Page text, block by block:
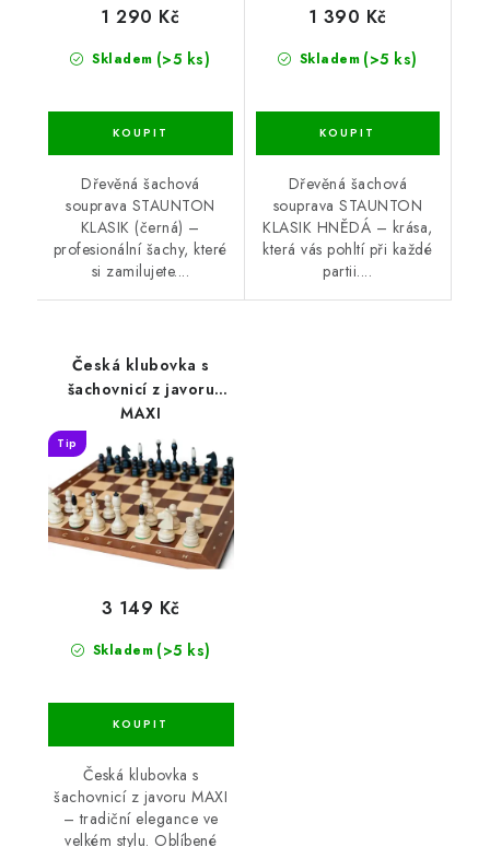
Skladem (>5 ks)
1 290 Kč
Dřevěná šachová
souprava STAUNTON
KLASIK (černá) –
profesionální šachy, které
si zamilujete....
Skladem (>5 ks)
1 390 Kč
Dřevěná šachová
souprava STAUNTON
KLASIK HNĚDÁ – krása,
která vás pohltí při každé
partii....
Česká klubovka s
šachovnicí z javoru
MAXI
Tip
Skladem (>5 ks)
3 149 Kč
Česká klubovka s
šachovnicí z javoru MAXI
– tradiční elegance ve
velkém stylu. Oblíbené